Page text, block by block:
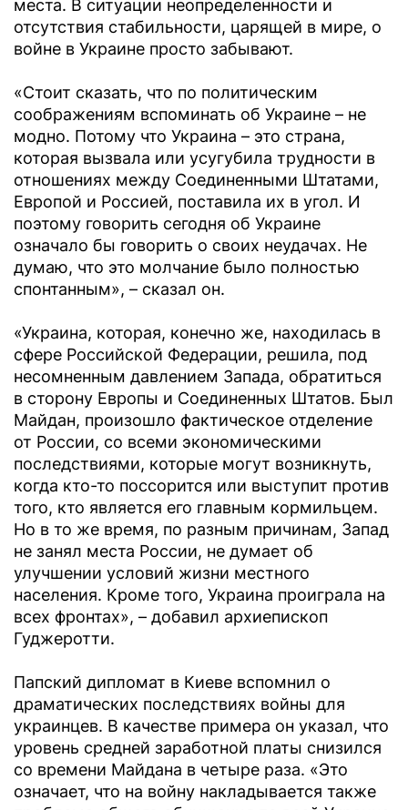
места. В ситуации неопределенности и
отсутствия стабильности, царящей в мире, о
войне в Украине просто забывают.
«Стоит сказать, что по политическим
соображениям вспоминать об Украине – не
модно. Потому что Украина – это страна,
которая вызвала или усугубила трудности в
отношениях между Соединенными Штатами,
Европой и Россией, поставила их в угол. И
поэтому говорить сегодня об Украине
означало бы говорить о своих неудачах. Не
думаю, что это молчание было полностью
спонтанным», – сказал он.
«Украина, которая, конечно же, находилась в
сфере Российской Федерации, решила, под
несомненным давлением Запада, обратиться
в сторону Европы и Соединенных Штатов. Был
Майдан, произошло фактическое отделение
от России, со всеми экономическими
последствиями, которые могут возникнуть,
когда кто-то поссорится или выступит против
того, кто является его главным кормильцем.
Но в то же время, по разным причинам, Запад
не занял места России, не думает об
улучшении условий жизни местного
населения. Кроме того, Украина проиграла на
всех фронтах», – добавил архиепископ
Гуджеротти.
Папский дипломат в Киеве вспомнил о
драматических последствиях войны для
украинцев. В качестве примера он указал, что
уровень средней заработной платы снизился
со времени Майдана в четыре раза. «Это
означает, что на войну накладывается также